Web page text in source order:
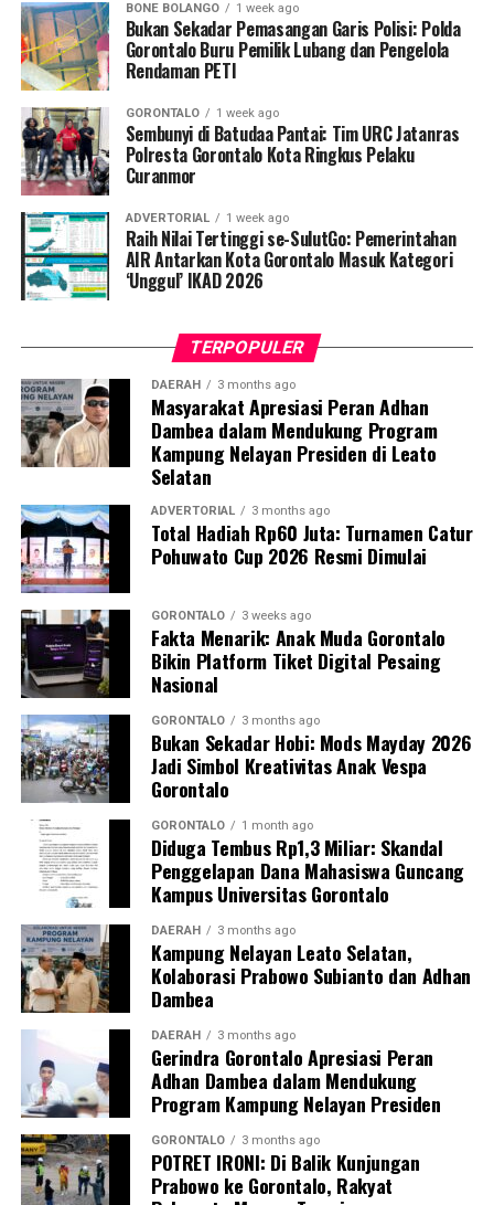
oleh pria tak dikenal. Atas kejadian itu, korban langsung
membuat laporan resmi di SPKT Polresta Gorontalo
Kota.
Menindaklanjuti laporan korban, Tim URC Jatanras
bergerak cepat melakukan penyelidikan hingga berhasil
mendeteksi keberadaan pelaku dan melakukan
penangkapan tanpa perlawanan. Saat ini pelaku beserta
barang bukti telah diamankan di Mako Polresta
Gorontalo Kota guna menjalani proses hukum lebih
lanjut.
BONE BOLANGO 1 week ago
Bukan Sekadar Pemasangan Garis Polisi: Polda
Gorontalo Buru Pemilik Lubang dan Pengelola
Rendaman PETI
GORONTALO 1 week ago
Sembunyi di Batudaa Pantai: Tim URC Jatanras
Polresta Gorontalo Kota Ringkus Pelaku
Curanmor
ADVERTORIAL 1 week ago
Raih Nilai Tertinggi se-SulutGo: Pemerintahan
AIR Antarkan Kota Gorontalo Masuk Kategori
‘Unggul’ IKAD 2026
TERPOPULER
DAERAH 3 months ago
Masyarakat Apresiasi Peran Adhan
Dambea dalam Mendukung Program
Kampung Nelayan Presiden di Leato
Selatan
ADVERTORIAL 3 months ago
Total Hadiah Rp60 Juta: Turnamen Catur
Pohuwato Cup 2026 Resmi Dimulai
GORONTALO 3 weeks ago
Fakta Menarik: Anak Muda Gorontalo
Bikin Platform Tiket Digital Pesaing
Nasional
GORONTALO 3 months ago
Bukan Sekadar Hobi: Mods Mayday 2026
Jadi Simbol Kreativitas Anak Vespa
Gorontalo
GORONTALO 1 month ago
Diduga Tembus Rp1,3 Miliar: Skandal
Penggelapan Dana Mahasiswa Guncang
Kampus Universitas Gorontalo
DAERAH 3 months ago
Kampung Nelayan Leato Selatan,
Kolaborasi Prabowo Subianto dan Adhan
Dambea
DAERAH 3 months ago
Gerindra Gorontalo Apresiasi Peran
Adhan Dambea dalam Mendukung
Program Kampung Nelayan Presiden
GORONTALO 3 months ago
POTRET IRONI: Di Balik Kunjungan
Prabowo ke Gorontalo, Rakyat